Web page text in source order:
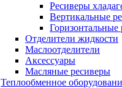
Ресиверы
Вертикальные
Горизонтальные
Отделители жидкости
Маслоотделители
Аксессуары
Масляные ресиверы
Теплообменное